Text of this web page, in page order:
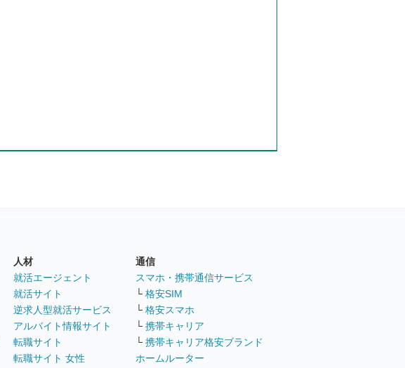
人材
就活エージェント
就活サイト
逆求人型就活サービス
アルバイト情報サイト
転職サイト
転職サイト 女性
通信
スマホ・携帯通信サービス
└ 格安SIM
└ 格安スマホ
└ 携帯キャリア
└ 携帯キャリア格安ブランド
ホームルーター